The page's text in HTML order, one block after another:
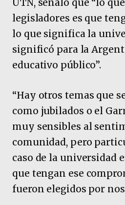
UTN, señaló que “lo
legisladores es que
lo que significa la
significó para la
educativo público”.
“Hay otros temas que
como jubilados o el
muy sensibles al
comunidad, pero
caso de la universidad
que tengan ese
fueron elegidos por